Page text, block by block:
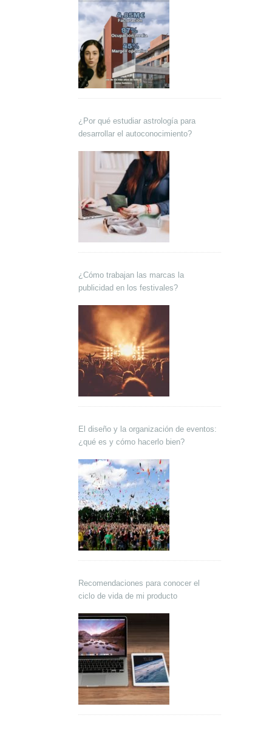
¿Por qué estudiar astrología para
desarrollar el autoconocimiento?
¿Cómo trabajan las marcas la
publicidad en los festivales?
El diseño y la organización de eventos:
¿qué es y cómo hacerlo bien?
Recomendaciones para conocer el
ciclo de vida de mi producto